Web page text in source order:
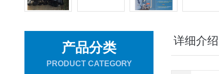
产品分类
PRODUCT CATEGORY
详细介绍